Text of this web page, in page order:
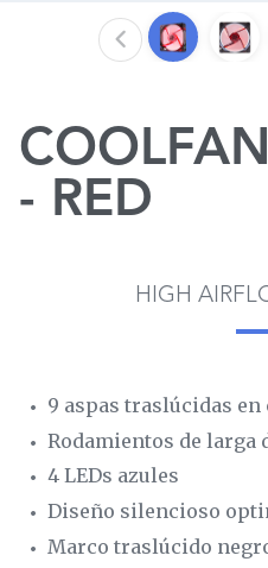
- RED
HIGH
9 aspas traslúcidas
Rodamientos de larga
4 LEDs azules
Diseño silencioso
Marco traslúcido